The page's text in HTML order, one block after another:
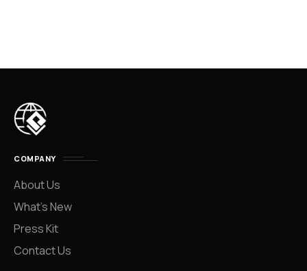
COMPANY
About Us
What’s New
Press Kit
Contact Us